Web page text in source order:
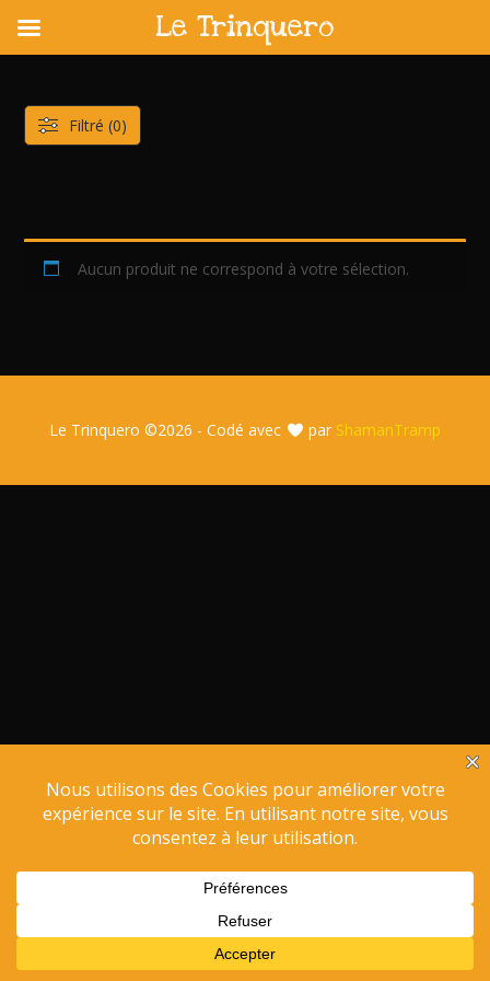
content
Aucun produit ne correspond à votre sélection.
Filtré (0)
Le Trinquero ©2026 - Codé avec par ShamanTramp
Le Trinquero